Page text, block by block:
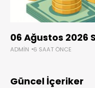
06 Ağustos 2026
ADMIN 6 SAAT ÖNCE
Güncel İçeriker